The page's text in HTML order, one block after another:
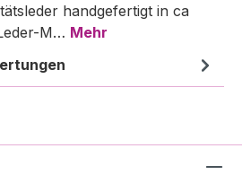
handgefertigt in ca
M… Mehr